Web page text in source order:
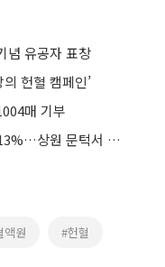
념 유공자 표창
헌혈 캠페인’
매 기부
美 클래리티 법안 연내 통과 가능성 13%…상원 문턱서 제동
액원 #헌혈